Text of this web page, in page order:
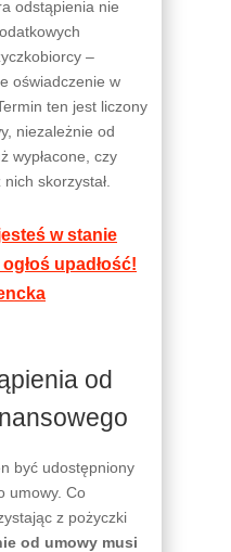
odstąpienia nie
–
oświadczenie w
ten jest liczony
niezależnie od
wypłacone, czy
skorzystał.
w stanie
upadłość!
od
być udostępniony
umowy. Co
z pożyczki
od umowy musi